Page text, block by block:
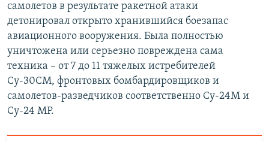
самолетов в результате ракетной атаки
детонировал открыто хранившийся боезапас
авиационного вооружения. Была полностью
уничтожена или серьезно повреждена сама
техника – от 7 до 11 тяжелых истребителей
Су-30СМ, фронтовых бомбардировщиков и
самолетов-разведчиков соответственно Су-24М и
Су-24 МР.